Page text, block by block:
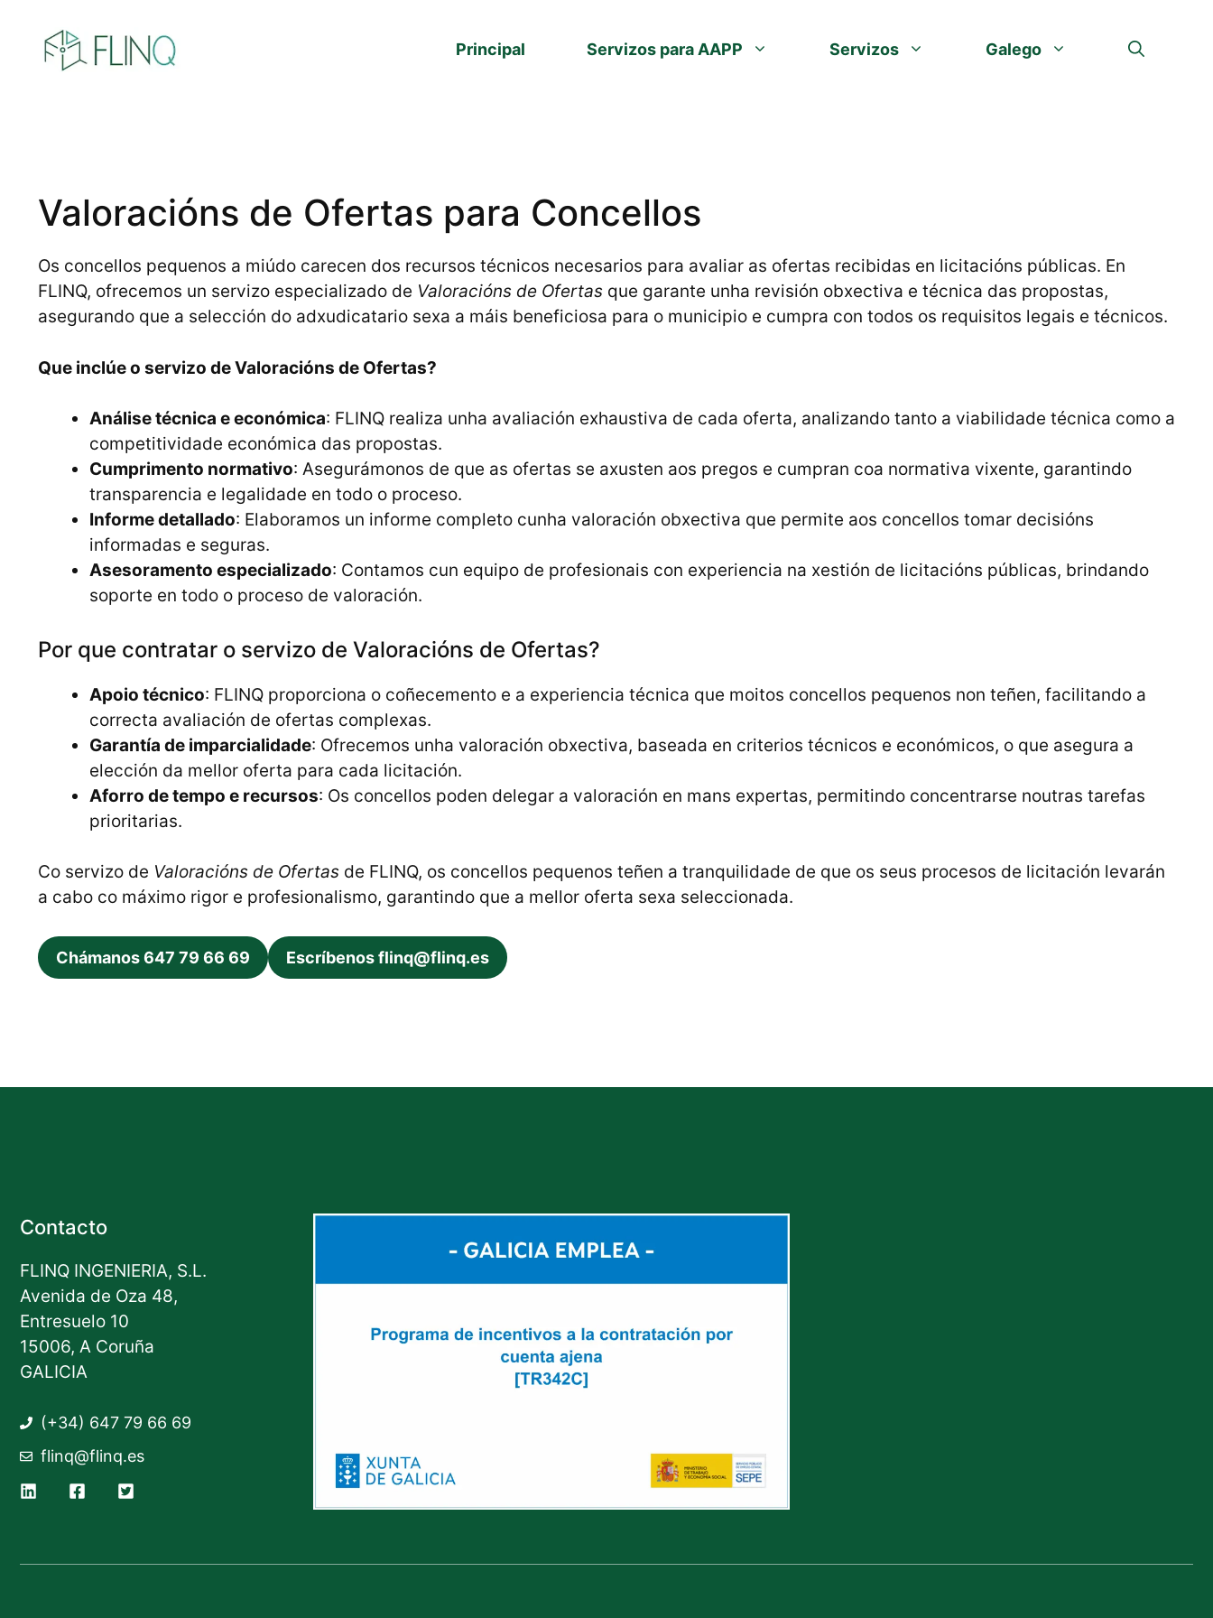
contido
Principal Servizos para AAPP Servizos Galego
Valoracións de Ofertas para Concellos
Os concellos pequenos a miúdo carecen dos recursos técnicos necesarios para avaliar as ofertas recibidas en licitacións públicas. En
FLINQ, ofrecemos un servizo especializado de Valoracións de Ofertas que garante unha revisión obxectiva e técnica das propostas,
asegurando que a selección do adxudicatario sexa a máis beneficiosa para o municipio e cumpra con todos os requisitos legais e técnicos.
Que inclúe o servizo de Valoracións de Ofertas?
Análise técnica e económica: FLINQ realiza unha avaliación exhaustiva de cada oferta, analizando tanto a viabilidade técnica como a
competitividade económica das propostas.
Cumprimento normativo: Asegurámonos de que as ofertas se axusten aos pregos e cumpran coa normativa vixente, garantindo
transparencia e legalidade en todo o proceso.
Informe detallado: Elaboramos un informe completo cunha valoración obxectiva que permite aos concellos tomar decisións
informadas e seguras.
Asesoramento especializado: Contamos cun equipo de profesionais con experiencia na xestión de licitacións públicas, brindando
soporte en todo o proceso de valoración.
Por que contratar o servizo de Valoracións de Ofertas?
Apoio técnico: FLINQ proporciona o coñecemento e a experiencia técnica que moitos concellos pequenos non teñen, facilitando a
correcta avaliación de ofertas complexas.
Garantía de imparcialidade: Ofrecemos unha valoración obxectiva, baseada en criterios técnicos e económicos, o que asegura a
elección da mellor oferta para cada licitación.
Aforro de tempo e recursos: Os concellos poden delegar a valoración en mans expertas, permitindo concentrarse noutras tarefas
prioritarias.
Co servizo de Valoracións de Ofertas de FLINQ, os concellos pequenos teñen a tranquilidade de que os seus procesos de licitación levarán
a cabo co máximo rigor e profesionalismo, garantindo que a mellor oferta sexa seleccionada.
Chámanos 647 79 66 69 Escríbenos flinq@flinq.es
Contacto
FLINQ INGENIERIA, S.L.
Avenida de Oza 48,
Entresuelo 10
15006, A Coruña
GALICIA
(+34) 647 79 66 69
flinq@flinq.es